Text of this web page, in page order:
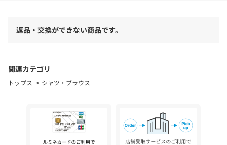
ソフトな風合いに。
■コーディネート
今年らしいシャツ×シャツのレイヤードが、スタイリングに立体
レース素材やカラーのボトムスと合わせると、華やかで季節感の
あるコーディネートに。
返品・交換ができない商品です。
関連カテゴリ
トップス シャツ・ブラウス